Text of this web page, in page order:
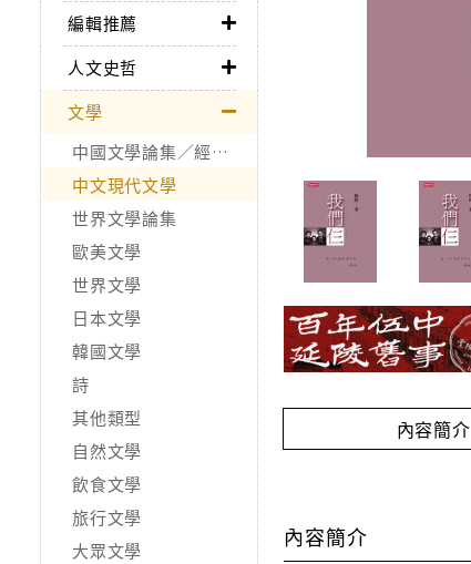
編輯推薦
人文史哲
文學
中國文學論集／經典作品
中文現代文學
世界文學論集
歐美文學
世界文學
日本文學
韓國文學
詩
其他類型
自然文學
飲食文學
旅行文學
大眾文學
內容簡介
內容簡介